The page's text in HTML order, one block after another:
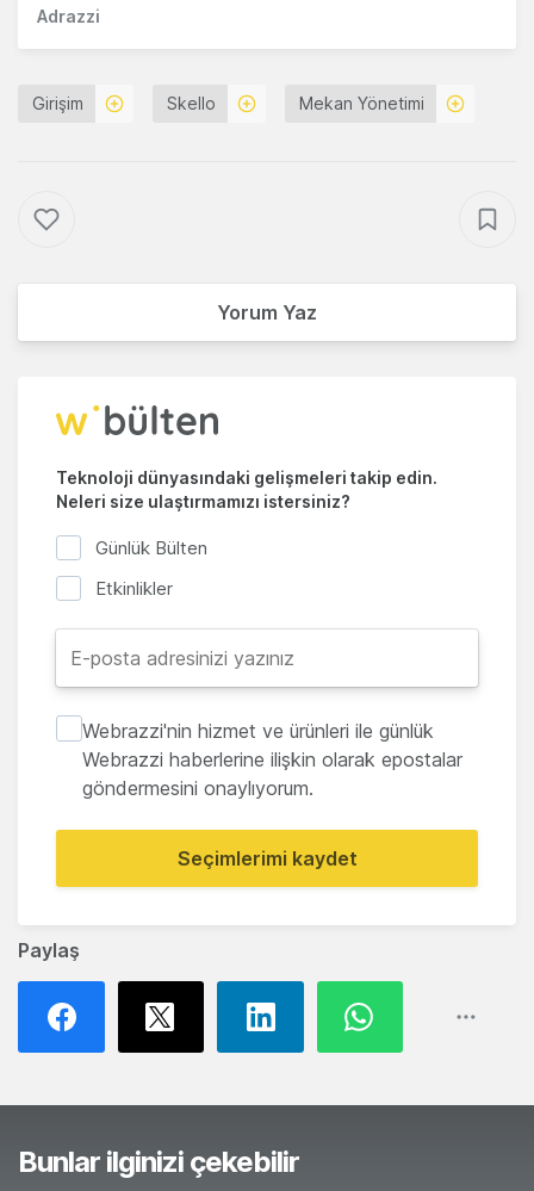
Paylaş
Adrazzi
Girişim Skello Mekan Yönetimi
Yorum Yaz
Teknoloji dünyasındaki gelişmeleri takip edin.
Neleri size ulaştırmamızı istersiniz?
Günlük Bülten
Etkinlikler
Webrazzi'nin hizmet ve ürünleri ile günlük
Webrazzi haberlerine ilişkin olarak epostalar
göndermesini onaylıyorum.
Seçimlerimi kaydet
Bunlar ilginizi çekebilir